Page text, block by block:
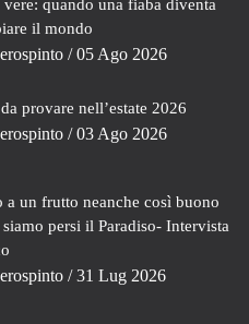
quando una fiaba diventa
il mondo
/ 05 Ago 2026
provare nell’estate 2026
/ 03 Ago 2026
a un frutto neanche così buono
persi il Paradiso- Intervista
/ 31 Lug 2026